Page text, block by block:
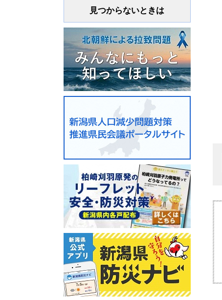
見つからないときは